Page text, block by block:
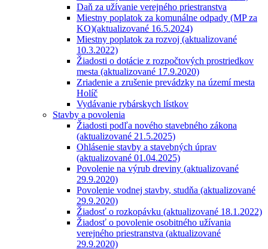
Daň za užívanie verejného priestranstva
Miestny poplatok za komunálne odpady (MP za
KO)(aktualizované 16.5.2024)
Miestny poplatok za rozvoj (aktualizované
10.3.2022)
Žiadosti o dotácie z rozpočtových prostriedkov
mesta (aktualizované 17.9.2020)
Zriadenie a zrušenie prevádzky na území mesta
Holíč
Vydávanie rybárskych lístkov
Stavby a povolenia
Žiadosti podľa nového stavebného zákona
(aktualizované 21.5.2025)
Ohlásenie stavby a stavebných úprav
(aktualizované 01.04.2025)
Povolenie na výrub dreviny (aktualizované
29.9.2020)
Povolenie vodnej stavby, studňa (aktualizované
29.9.2020)
Žiadosť o rozkopávku (aktualizované 18.1.2022)
Žiadosť o povolenie osobitného užívania
verejného priestranstva (aktualizované
29.9.2020)